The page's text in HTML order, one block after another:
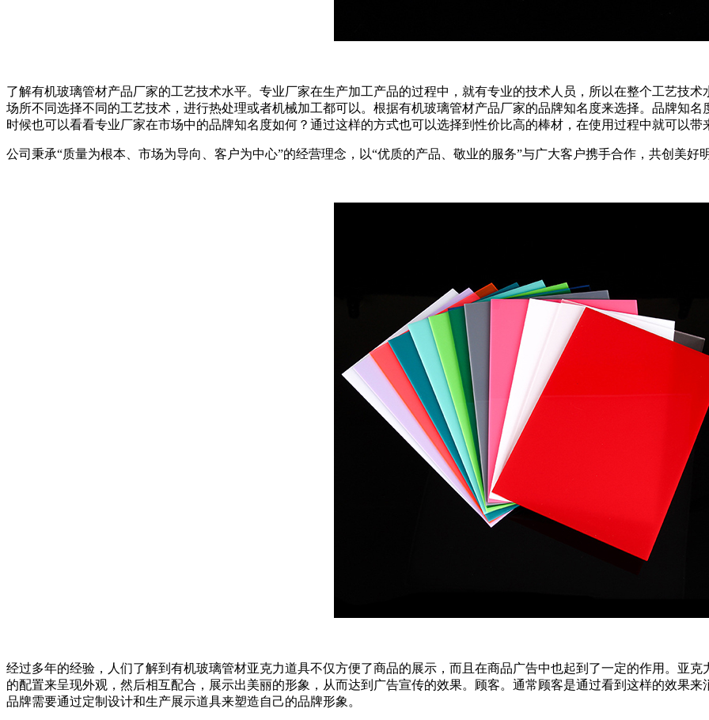
了解有机玻璃管材产品厂家的工艺技术水平。专业厂家在生产加工产品的过程中，就有专业的技术人员，所以在整个工艺技
场所不同选择不同的工艺技术，进行热处理或者机械加工都可以。根据有机玻璃管材产品厂家的品牌知名度来选择。品牌知名
时候也可以看看专业厂家在市场中的品牌知名度如何？通过这样的方式也可以选择到性价比高的棒材，在使用过程中就可以带
公司秉承“质量为根本、市场为导向、客户为中心”的经营理念，以“优质的产品、敬业的服务”与广大客户携手合作，共创美好
经过多年的经验，人们了解到有机玻璃管材亚克力道具不仅方便了商品的展示，而且在商品广告中也起到了一定的作用。亚
的配置来呈现外观，然后相互配合，展示出美丽的形象，从而达到广告宣传的效果。顾客。通常顾客是通过看到这样的效果
品牌需要通过定制设计和生产展示道具来塑造自己的品牌形象。